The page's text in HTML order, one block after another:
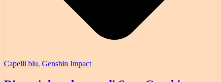
Capelli blu, Genshin Impact